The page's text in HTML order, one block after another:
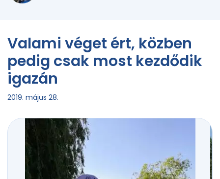
Valami véget ért, közben
pedig csak most kezdődik
igazán
2019. május 28.